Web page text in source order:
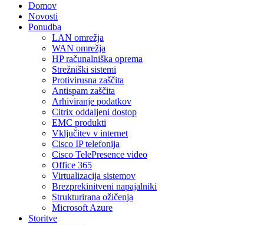
Domov
Novosti
Ponudba
LAN omrežja
WAN omrežja
HP računalniška oprema
Strežniški sistemi
Protivirusna zaščita
Antispam zaščita
Arhiviranje podatkov
Citrix oddaljeni dostop
EMC produkti
Vključitev v internet
Cisco IP telefonija
Cisco TelePresence video
Office 365
Virtualizacija sistemov
Brezprekinitveni napajalniki
Strukturirana ožičenja
Microsoft Azure
Storitve